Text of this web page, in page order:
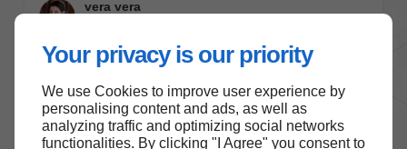
Your privacy is our priority
We use Cookies to improve user experience by
personalising content and ads, as well as
analyzing traffic and optimizing social networks
functionalities. By clicking "I Agree" you consent to